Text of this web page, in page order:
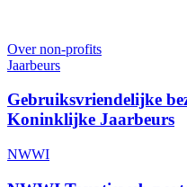
Over non-profits
Jaarbeurs
Gebruiksvriendelijke
Koninklijke Jaarbeurs
NWWI